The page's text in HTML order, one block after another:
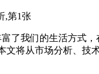
了我们的生活方式
将从市场分析、技